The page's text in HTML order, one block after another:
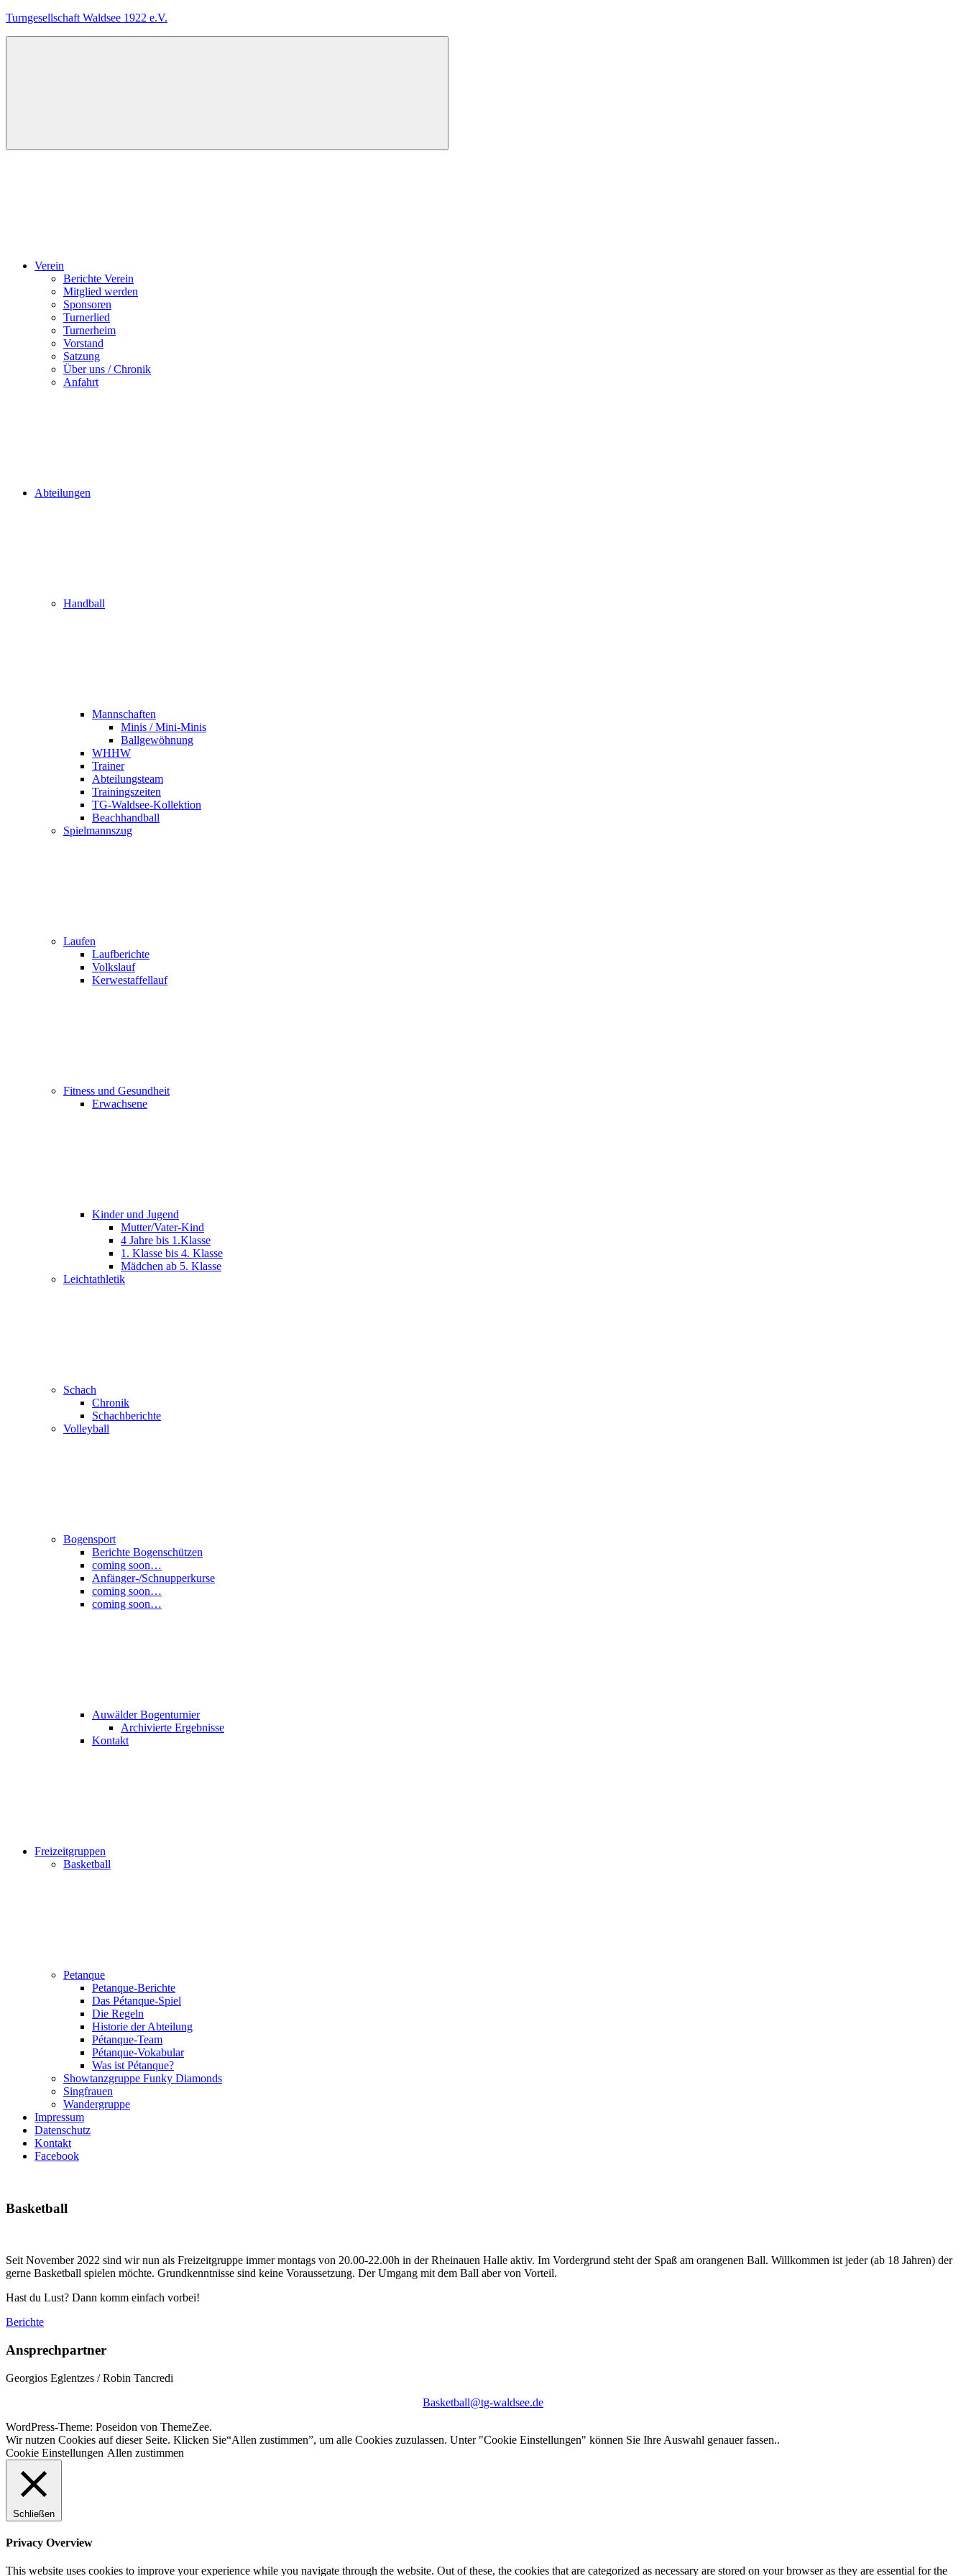
Zum
Turngesellschaft Waldsee 1922 e.V.
Menü
Verein
Berichte Verein
Mitglied werden
Sponsoren
Turnerlied
Turnerheim
Vorstand
Satzung
Über uns / Chronik
Anfahrt
Abteilungen
Handball
Mannschaften
Minis / Mini-Minis
Ballgewöhnung
WHHW
Trainer
Abteilungsteam
Trainingszeiten
TG-Waldsee-Kollektion
Beachhandball
Spielmannszug
Laufen
Laufberichte
Volkslauf
Kerwestaffellauf
Fitness und Gesundheit
Erwachsene
Kinder und Jugend
Mutter/Vater-Kind
4 Jahre bis 1.Klasse
1. Klasse bis 4. Klasse
Mädchen ab 5. Klasse
Leichtathletik
Schach
Chronik
Schachberichte
Volleyball
Bogensport
Berichte Bogenschützen
coming soon…
Anfänger-/Schnupperkurse
coming soon…
coming soon…
Auwälder Bogenturnier
Archivierte Ergebnisse
Kontakt
Freizeitgruppen
Basketball
Petanque
Petanque-Berichte
Das Pétanque-Spiel
Die Regeln
Historie der Abteilung
Pétanque-Team
Pétanque-Vokabular
Was ist Pétanque?
Showtanzgruppe Funky Diamonds
Singfrauen
Wandergruppe
Impressum
Datenschutz
Kontakt
Facebook
Basketball
Seit November 2022 sind wir nun als Freizeitgruppe immer montags von 20.00-22.00h in der Rheinauen Halle aktiv. Im Vordergrund steht der Spaß am orangenen Ball. Willkommen ist jeder (ab 18 Jahren) der
gerne Basketball spielen möchte. Grundkenntnisse sind keine Voraussetzung. Der Umgang mit dem Ball aber von Vorteil.
Hast du Lust? Dann komm einfach vorbei!
Berichte
Ansprechpartner
Georgios Eglentzes / Robin Tancredi
Basketball@tg-waldsee.de
WordPress-Theme: Poseidon von ThemeZee.
Wir nutzen Cookies auf dieser Seite. Klicken Sie“Allen zustimmen”, um alle Cookies zuzulassen. Unter "Cookie Einstellungen" können Sie Ihre Auswahl genauer fassen..
Cookie Einstellungen Allen zustimmen
Schließen
Privacy Overview
This website uses cookies to improve your experience while you navigate through the website. Out of these, the cookies that are categorized as necessary are stored on your browser as they are essential for the